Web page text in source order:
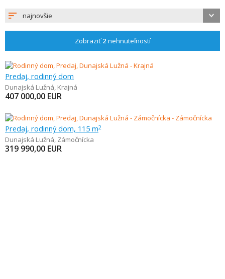
najnovšie
Zobraziť2 nehnuteľností
Predaj, rodinný dom
Dunajská Lužná, Krajná
407 000,00 EUR
Predaj, rodinný dom, 115 m2
Dunajská Lužná, Zámočnícka
319 990,00 EUR